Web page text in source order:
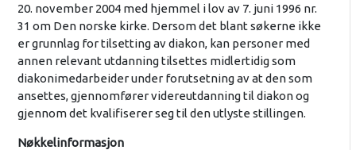
20. november 2004 med hjemmel i lov av 7. juni 1996 nr.
31 om Den norske kirke. Dersom det blant søkerne ikke
er grunnlag for tilsetting av diakon, kan personer med
annen relevant utdanning tilsettes midlertidig som
diakonimedarbeider under forutsetning av at den som
ansettes, gjennomfører videreutdanning til diakon og
gjennom det kvalifiserer seg til den utlyste stillingen.
Nøkkelinformasjon